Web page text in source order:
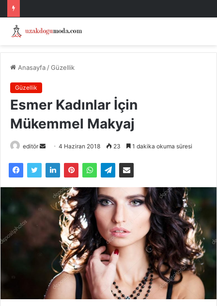
Anasayfa /Güzellik
Güzellik
Esmer Kadınlar İçin
Mükemmel Makyaj
editör
Bir
posta
4 Haziran 2018 23 1 dakika okuma süresi